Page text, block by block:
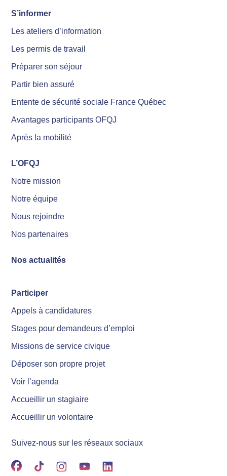
S’informer
Les ateliers d’information
Les permis de travail
Préparer son séjour
Partir bien assuré
Entente de sécurité sociale France Québec
Avantages participants OFQJ
Après la mobilité
L’OFQJ
Notre mission
Notre équipe
Nous rejoindre
Nos partenaires
Nos actualités
Participer
Appels à candidatures
Stages pour demandeurs d’emploi
Missions de service civique
Déposer son propre projet
Voir l’agenda
Accueillir un stagiaire
Accueillir un volontaire
Suivez-nous sur les réseaux sociaux